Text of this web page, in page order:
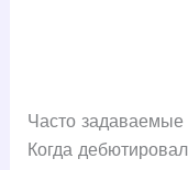
Часто
Когда